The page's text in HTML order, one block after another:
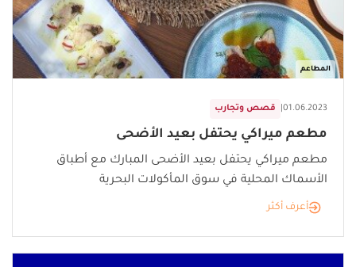
المطاعم
قصص وتجارب 01.06.2023
مطعم ميراكي يحتفل بعيد الأضحى
مطعم ميراكي يحتفل بعيد الأضحى المبارك مع أطباق
الأسماك المحلية في سوق المأكولات البحرية
أعرف أكثر